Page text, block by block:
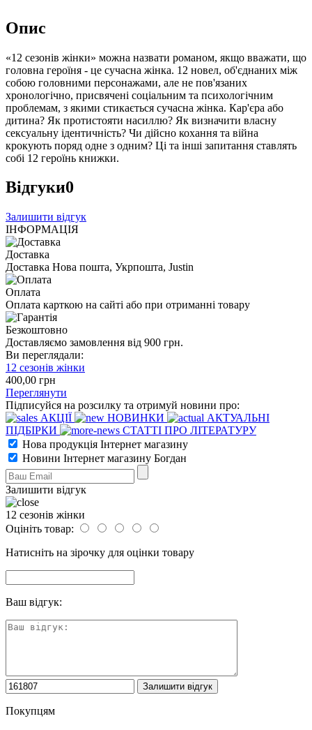
Опис
«12 сезонів жінки» можна назвати романом, якщо вважати, що
головна героїня - це сучасна жінка. 12 новел, об'єднаних між
собою головними персонажами, але не пов'язаних
хронологічно, присвячені соціальним та психологічним
проблемам, з якими стикається сучасна жінка. Кар'єра або
дитина? Як протистояти насиллю? Як визначити власну
сексуальну ідентичність? Чи дійсно кохання та війна
крокують поряд одне з одним? Ці та інші запитання ставлять
собі 12 героїнь книжки.
Відгуки0
Залишити відгук
ІНФОРМАЦІЯ
Доставка
Доставка Нова пошта, Укрпошта, Justin
Оплата
Оплата карткою на сайті або при отриманні товару
Безкоштовно
Доставляємо замовлення від 900 грн.
Ви переглядали:
12 сезонів жінки
400,00 грн
Переглянути
Підписуйся на розсилку та отримуй новини про:
АКЦІЇ
НОВИНКИ
АКТУАЛЬНІ
ПІДБІРКИ
СТАТТІ ПРО ЛІТЕРАТУРУ
Нова продукція Інтернет магазину
Новини Інтернет магазину Богдан
Залишити відгук
12 сезонів жінки
Оцініть товар:
Натисніть на зірочку для оцінки товару
Ваш відгук:
Покупцям